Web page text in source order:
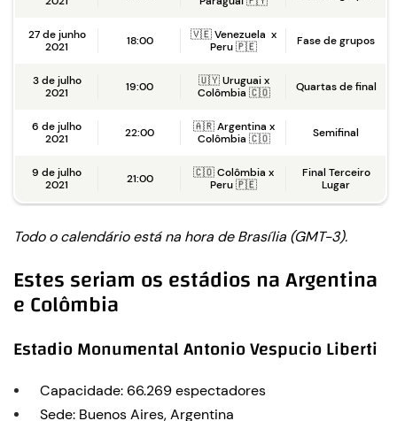
27 de junho
2021
18:00
🇻🇪 Venezuela x
Peru 🇵🇪
Fase de grupos
3 de julho
2021
19:00
🇺🇾 Uruguai x
Colômbia 🇨🇴
Quartas de final
6 de julho
2021
22:00
🇦🇷 Argentina x
Colômbia 🇨🇴
Semifinal
9 de julho
2021
21:00
🇨🇴 Colômbia x
Peru 🇵🇪
Final Terceiro
Lugar
Todo o calendário está na hora de Brasília (GMT-3).
Estes seriam os estádios na Argentina
e Colômbia
Estadio Monumental Antonio Vespucio Liberti
Capacidade: 66.269 espectadores
Sede: Buenos Aires, Argentina